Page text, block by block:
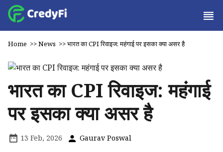
Home >>News >>भारत का CPI रिवाइज: महंगाई पर इसका क्या असर है
भारत का CPI रिवाइज: महंगाई
पर इसका क्या असर है
13 Feb, 2026 Gaurav Poswal